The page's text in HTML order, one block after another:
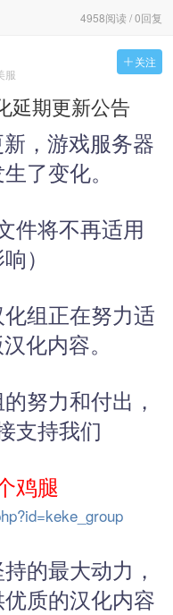
4958阅读 / 0回复
 关注
服
延期更新公告
，游戏服务器
了变化。
件将不再适用
）
组正在努力适
化内容。
努力和付出，
支持我们
鸡腿
的最大动力，
质的汉化内容